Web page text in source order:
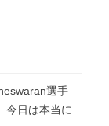
選手
今日は本当に